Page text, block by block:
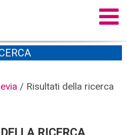
/ Risultati della ricerca